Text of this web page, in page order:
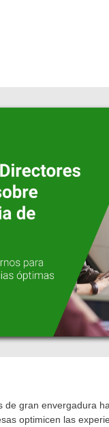
de gran envergadura
optimicen las